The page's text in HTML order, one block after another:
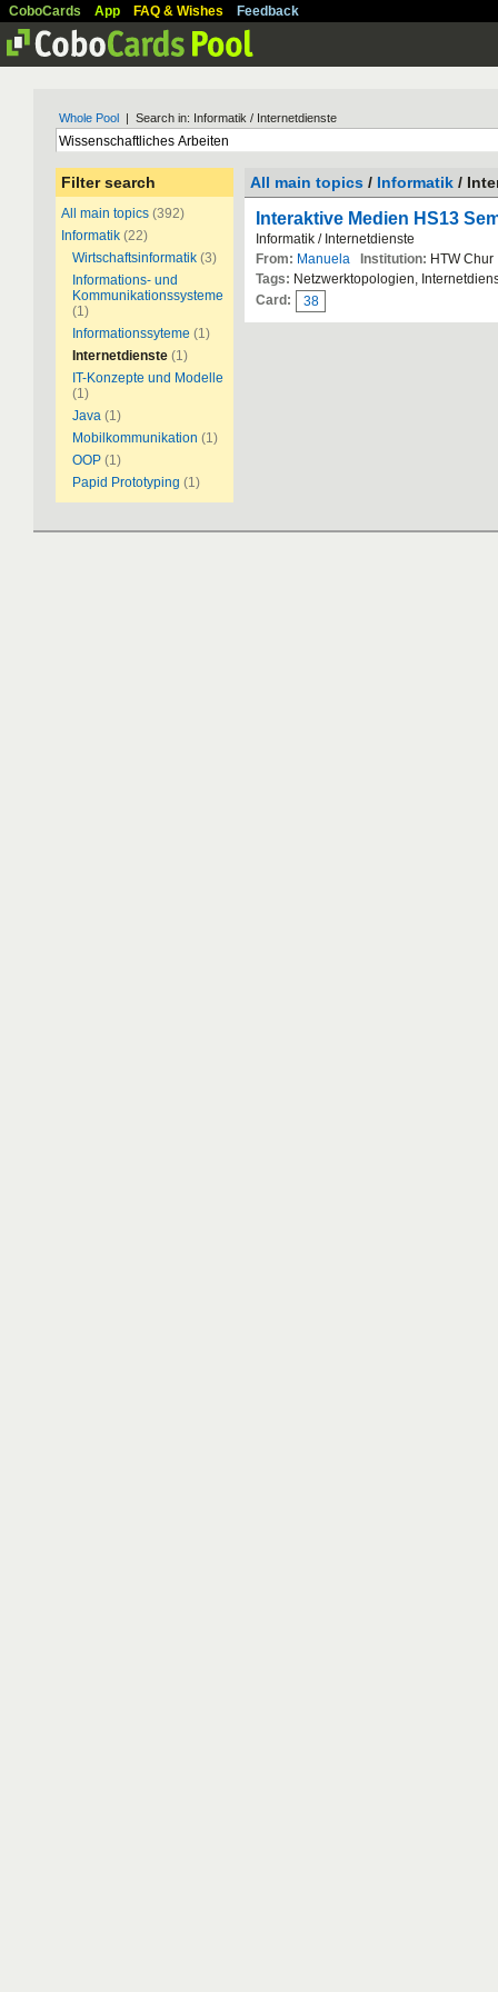
CoboCards App FAQ & Wishes Feedback
Whole Pool | Search in: Informatik / Internetdienste
Filter search
All main topics (392)
Informatik (22)
Wirtschaftsinformatik (3)
Informations- und
Kommunikationssysteme
(1)
Informationssyteme (1)
Internetdienste (1)
IT-Konzepte und Modelle
(1)
Java (1)
Mobilkommunikation (1)
OOP (1)
Papid Prototyping (1)
All main topics / Informatik /
Interaktive Medien HS13
Informatik / Internetdienste
From: Manuela Institution: HTW Chur
Tags: Netzwerktopologien,
Card:
38